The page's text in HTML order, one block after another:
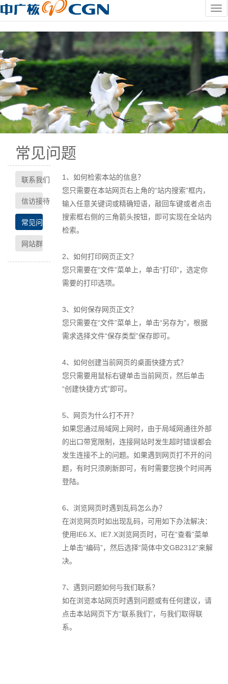
常见问题
联系我们
信访接待
常见问题
网站群
1 、如何检索本站的信息？
您只需要在本站网页右上角的“站内搜索”框内，
输入任意关键词或精确短语，敲回车键或者点击
搜索框右侧的三角箭头按钮，即可实现在全站内
检索。
2、如何打印网页正文？
您只需要在“文件”菜单上，单击“打印”，选定你
需要的打印选项。
3、如何保存网页正文？
您只需要在“文件”菜单上，单击“另存为”，根据
需求选择文件“保存类型”保存即可。
4、如何创建当前网页的桌面快捷方式？
您只需要用鼠标右键单击当前网页，然后单击
“创建快捷方式”即可。
5、网页为什么打不开？
如果您通过局域网上网时，由于局域网通往外部
的出口带宽限制，连接网站时发生超时错误都会
发生连接不上的问题。如果遇到网页打不开的问
题，有时只须刷新即可，有时需要您换个时间再
登陆。
6、浏览网页时遇到乱码怎么办？
在浏览网页时如出现乱码，可用如下办法解决：
使用IE6.X、 IE7.X浏览网页时，可在“查看”菜单
上单击“编码”，然后选择“简体中文GB2312”来解
决。
7、遇到问题如何与我们联系？
如在浏览本站网页时遇到问题或有任何建议，请
点击本站网页下方“联系我们”，与我们取得联
系。